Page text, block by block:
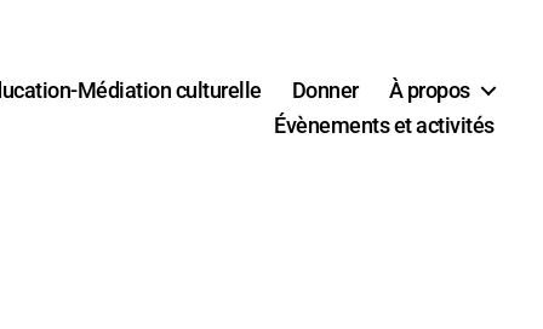
Médiation culturelle Donner
À propos
Évènements et activités